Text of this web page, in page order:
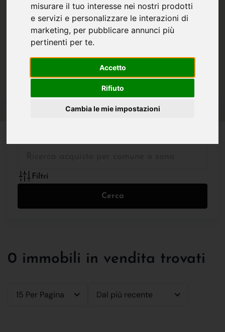
misurare il tuo interesse nei nostri prodotti
e servizi e personalizzare le interazioni di
marketing, per pubblicare annunci più
pertinenti per te.
Accetto
Rifiuto
Cambia le mie impostazioni
Filtri
Cerca
0 immobili in vendita trovati
15 Per Pagina Dal più recente